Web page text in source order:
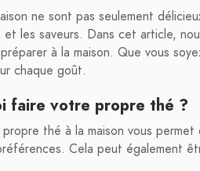
ne sont pas seulement
et les saveurs. Dans cet article,
à la maison. Que vous
chaque goût.
faire votre propre thé ?
propre thé à la maison vous
Cela peut également